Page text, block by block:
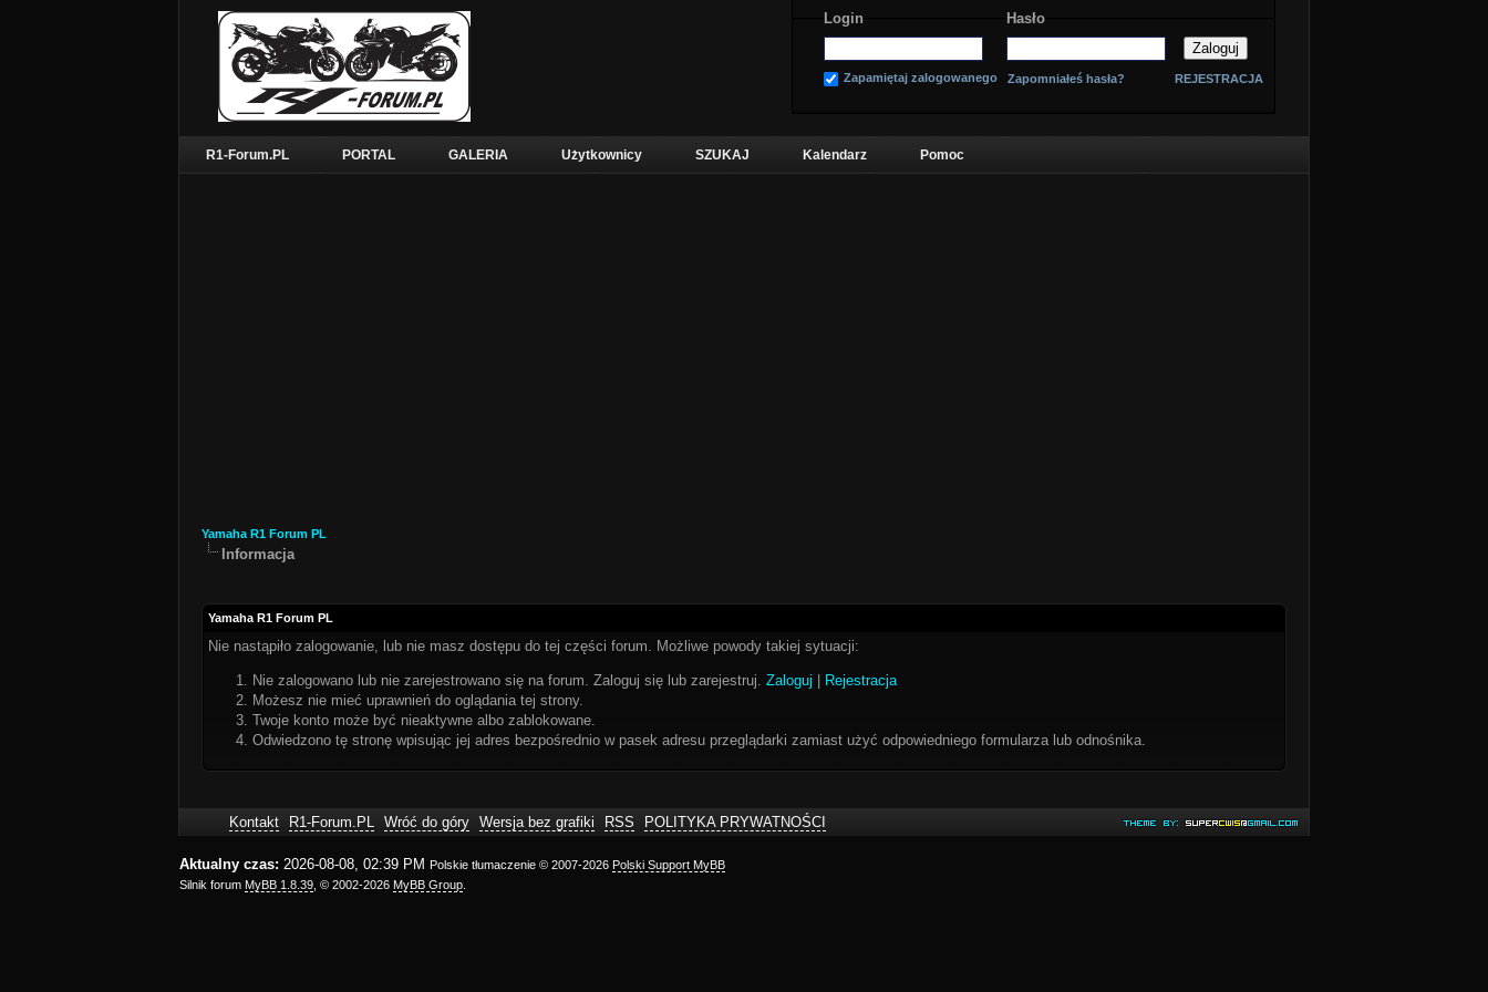
Login Hasło
Zapamiętaj zalogowanego Zapomniałeś hasła? REJESTRACJA
R1-Forum.PL PORTAL GALERIA Użytkownicy SZUKAJ Kalendarz Pomoc
Yamaha R1 Forum PL
Informacja
Yamaha R1 Forum PL
Nie nastąpiło zalogowanie, lub nie masz dostępu do tej części forum. Możliwe powody takiej sytuacji:
Nie zalogowano lub nie zarejestrowano się na forum. Zaloguj się lub zarejestruj. Zaloguj
Rejestracja
Możesz nie mieć uprawnień do oglądania tej strony.
Twoje konto może być nieaktywne albo zablokowane.
Odwiedzono tę stronę wpisując jej adres bezpośrednio w pasek adresu przeglądarki zamiast użyć odpowiedniego formularza lub odnośnika.
Kontakt R1-Forum.PL Wróć do góry Wersja bez grafiki RSS POLITYKA PRYWATNOŚCI
Aktualny czas: 2026-08-08, 02:39 PM Polskie tłumaczenie © 2007-2026 Polski Support MyBB
Silnik forum MyBB 1.8.39 , © 2002-2026 MyBB Group